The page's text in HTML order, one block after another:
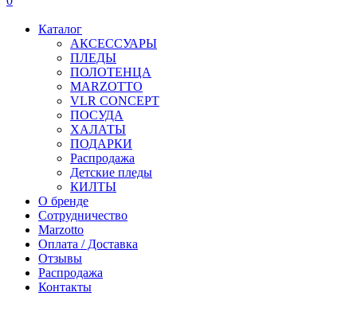
Каталог
АКСЕССУАРЫ
ПЛЕДЫ
ПОЛОТЕНЦА
MARZOTTO
VLR CONCEPT
ПОСУДА
ХАЛАТЫ
ПОДАРКИ
Распродажа
Детские пледы
КИЛТЫ
О бренде
Сотрудничество
Marzotto
Оплата / Доставка
Отзывы
Распродажа
Контакты